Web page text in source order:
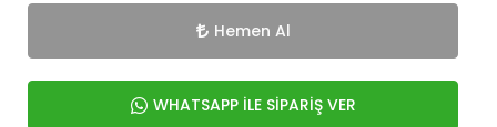
Hemen Al
WHATSAPP İLE SİPARİŞ VER